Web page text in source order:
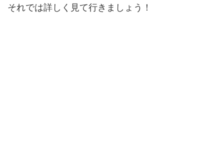
それでは詳しく見て行きましょう！